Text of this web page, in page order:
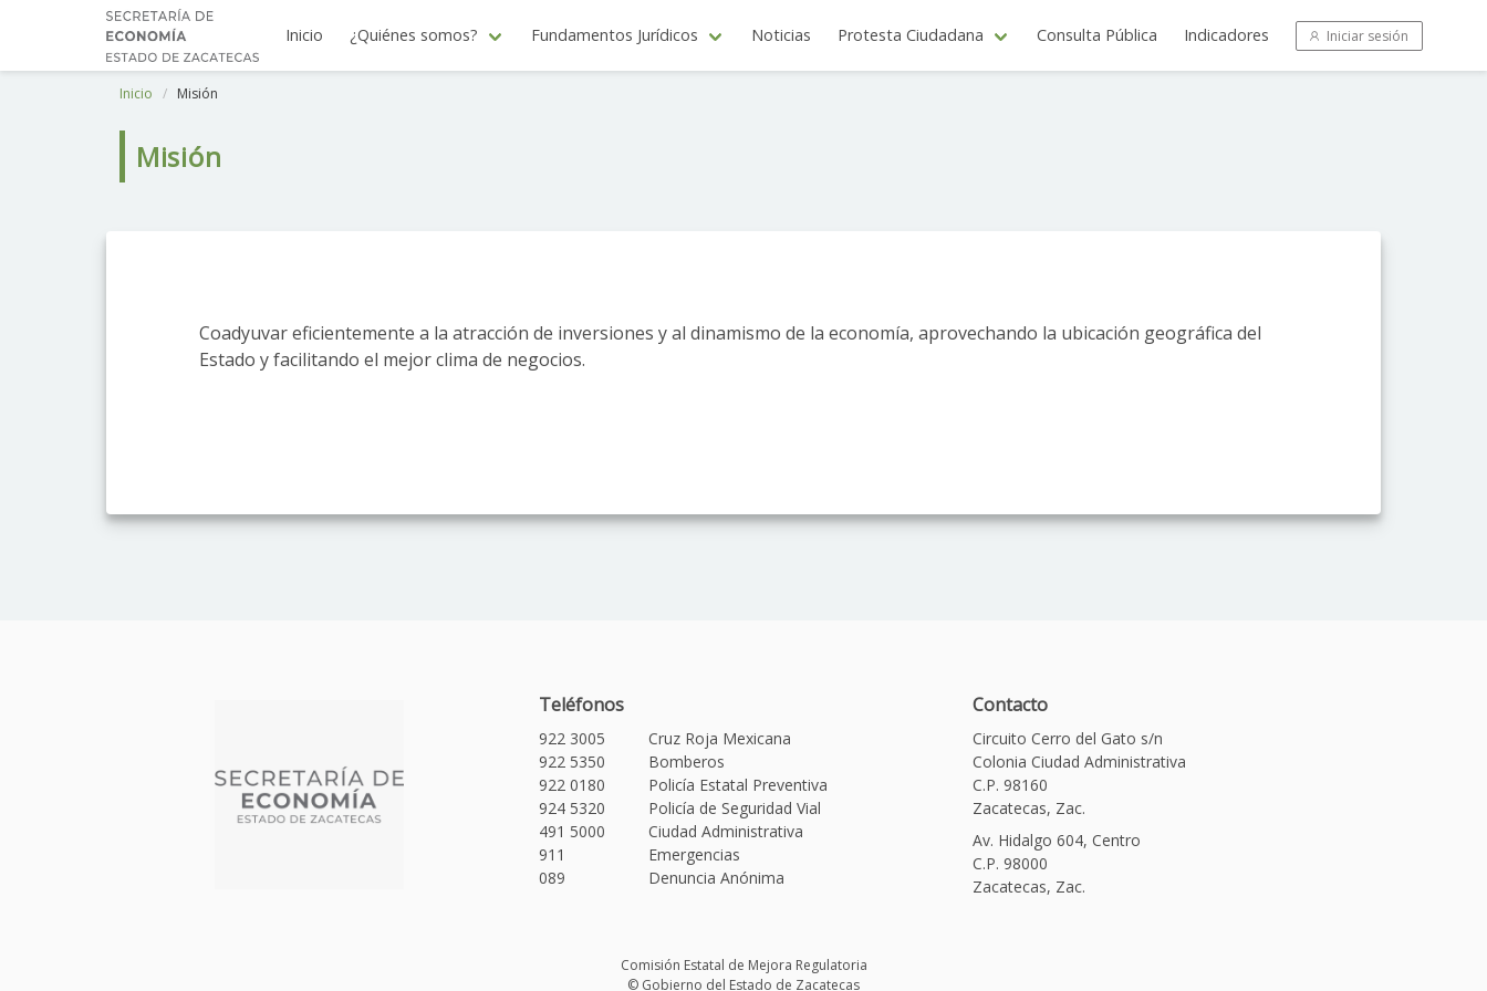
Inicio ¿Quiénes somos? Fundamentos Jurídicos Noticias Protesta Ciudadana Consulta Pública Indicadores Iniciar sesión
Inicio Misión
Misión
Coadyuvar eficientemente a la atracción de inversiones y al dinamismo de la economía, aprovechando la ubicación geográfica del
Estado y facilitando el mejor clima de negocios.
Teléfonos
922 3005
Cruz Roja Mexicana
922 5350
Bomberos
922 0180
Policía Estatal Preventiva
924 5320
Policía de Seguridad Vial
491 5000
Ciudad Administrativa
911
Emergencias
089
Denuncia Anónima
Contacto
Circuito Cerro del Gato s/n
Colonia Ciudad Administrativa
C.P. 98160
Zacatecas, Zac.
Av. Hidalgo 604, Centro
C.P. 98000
Zacatecas, Zac.
Comisión Estatal de Mejora Regulatoria
© Gobierno del Estado de Zacatecas